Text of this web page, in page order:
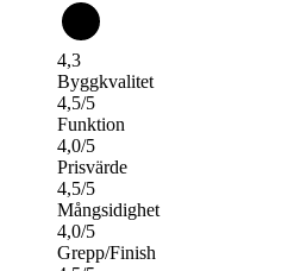
4,3
Byggkvalitet
4,5/5
Funktion
4,0/5
Prisvärde
4,5/5
Mångsidighet
4,0/5
Grepp/Finish